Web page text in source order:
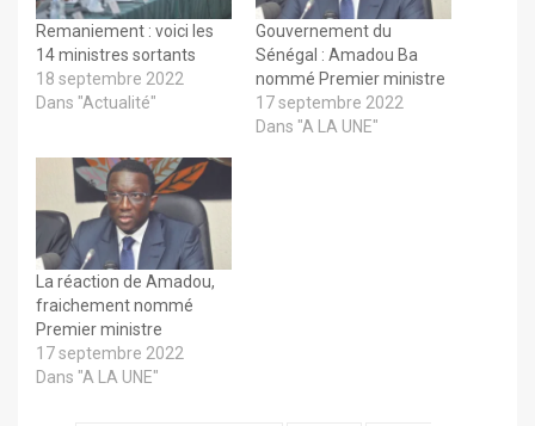
Remaniement : voici les
14 ministres sortants
18 septembre 2022
Dans "Actualité"
Gouvernement du
Sénégal : Amadou Ba
nommé Premier ministre
17 septembre 2022
Dans "A LA UNE"
La réaction de Amadou,
fraichement nommé
Premier ministre
17 septembre 2022
Dans "A LA UNE"